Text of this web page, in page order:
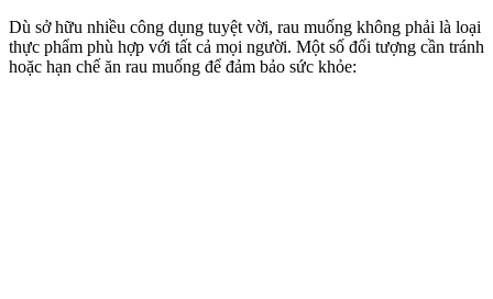
Dù sở hữu nhiều công dụng tuyệt vời, rau muống không phải là loại
thực phẩm phù hợp với tất cả mọi người. Một số đối tượng cần tránh
hoặc hạn chế ăn rau muống để đảm bảo sức khỏe: